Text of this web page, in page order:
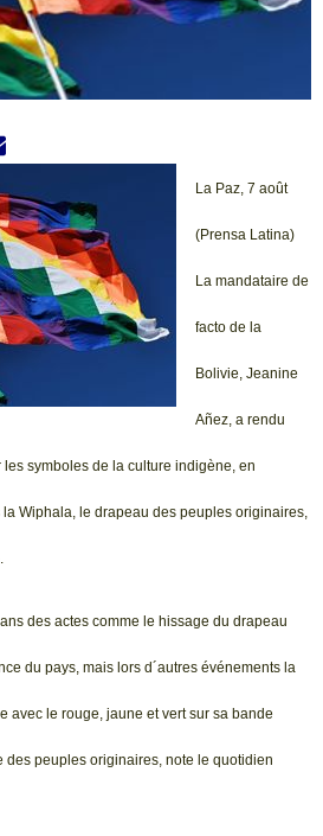
La Paz, 7 août
(Prensa Latina)
La mandataire de
facto de la
Bolivie, Jeanine
Añez, a rendu
symboles de la culture indigène, en
Wiphala, le drapeau des peuples originaires,
des actes comme le hissage du drapeau
du pays, mais lors d´autres événements la
avec le rouge, jaune et vert sur sa bande
des peuples originaires, note le quotidien